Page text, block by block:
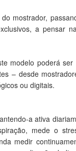
mostrador,
a pensar
modelo poderá
– desde
ou digitais.
a ativa
mede o
medir